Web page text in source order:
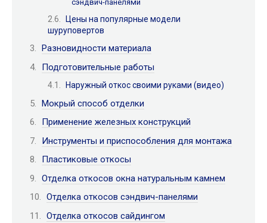
сэндвич-панелями
Цены на популярные модели
шуруповертов
Разновидности материала
Подготовительные работы
Наружный откос своими руками (видео)
Мокрый способ отделки
Применение железных конструкций
Инструменты и приспособления для монтажа
Пластиковые откосы
Отделка откосов окна натуральным камнем
Отделка откосов сэндвич-панелями
Отделка откосов сайдингом